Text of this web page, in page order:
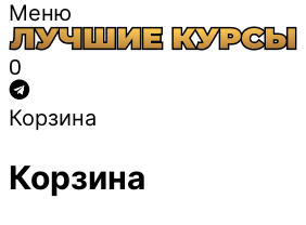
Меню
0
Корзина
Корзина